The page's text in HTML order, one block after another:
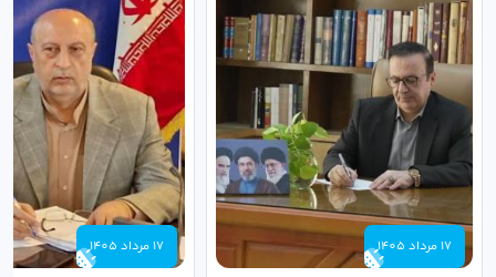
17 مرداد 1405 17 مرداد 1405